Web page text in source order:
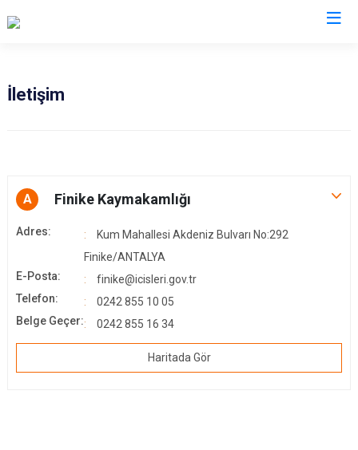
Finike
Gazipaşa
İbradı
Demre
Kaş
Kemer
Serik
Kepez
İletişim
A Finike Kaymakamlığı
Adres:
Kum Mahallesi Akdeniz Bulvarı No:292
Finike/ANTALYA
E-Posta:
finike@icisleri.gov.tr
Telefon:
0242 855 10 05
Belge Geçer:
0242 855 16 34
Haritada Gör